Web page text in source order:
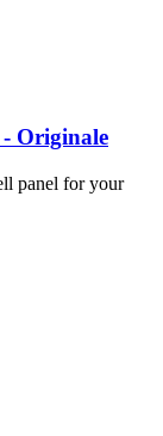
- Originale
panel for your